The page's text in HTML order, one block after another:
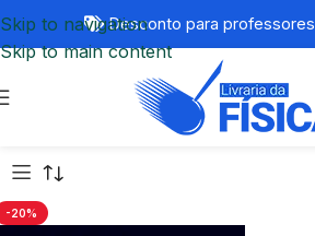
Skip to navigation
Skip to main content
Desconto para professores,
-20%